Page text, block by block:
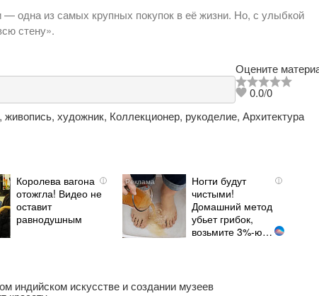
одна из самых крупных покупок в её жизни. Но, с улыбкой
стену».
Оцените
0.0/0
, живопись, художник, Коллекционер, рукоделие, Архитектура
i
Королева вагона
отожгла! Видео не
оставит
равнодушным
i
Ногти будут
чистыми!
Домашний метод
убьет грибок,
возьмите 3%-ю…
индийском искусстве и создании музеев